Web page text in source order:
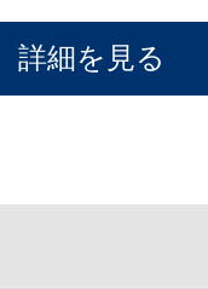
詳細を見る